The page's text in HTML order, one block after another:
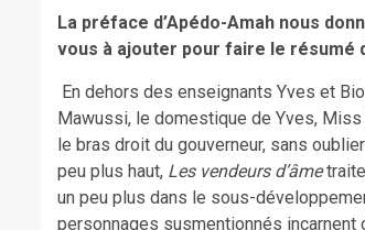
La préface d’Apédo-Amah nous
vous à ajouter pour faire le résumé
En dehors des enseignants Yves et
Mawussi, le domestique de Yves,
le bras droit du gouverneur, sans
peu plus haut, Les vendeurs d’âmetraite
un peu plus dans le sous-
personnages susmentionnés incarnent